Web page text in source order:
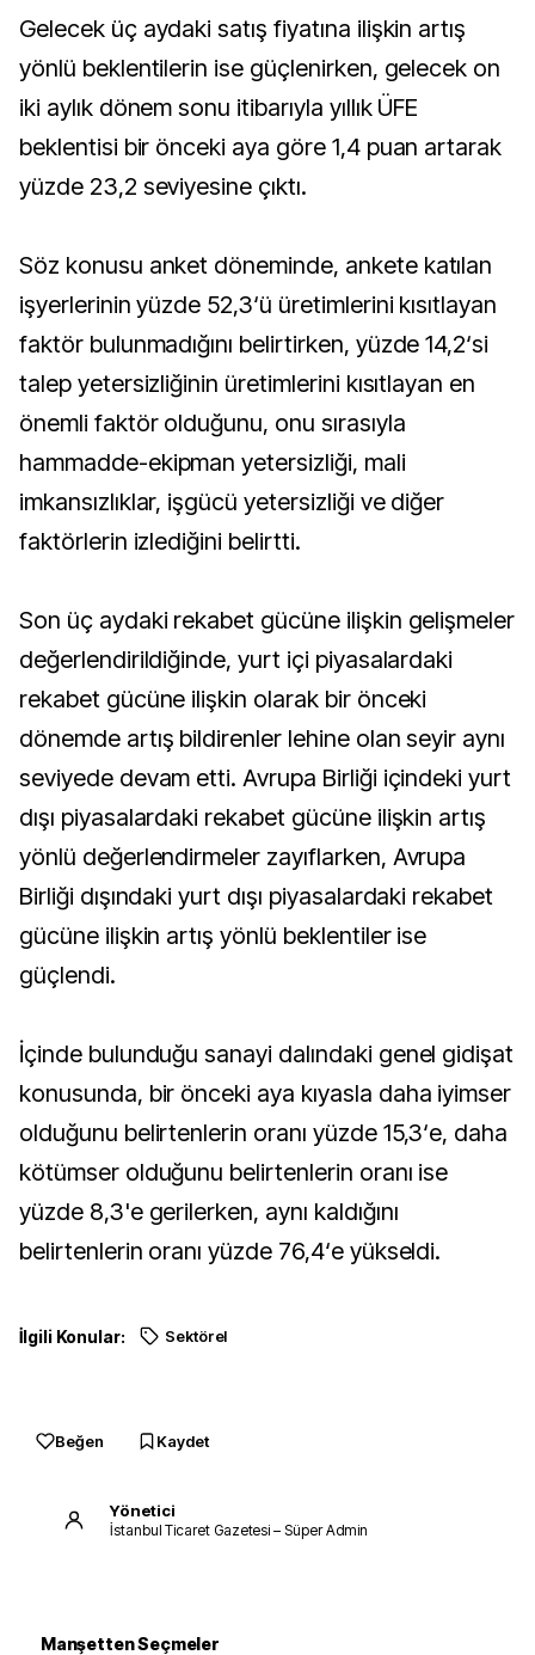
Gelecek üç aydaki satış fiyatına ilişkin artış
yönlü beklentilerin ise güçlenirken, gelecek on
iki aylık dönem sonu itibarıyla yıllık ÜFE
beklentisi bir önceki aya göre 1,4 puan artarak
yüzde 23,2 seviyesine çıktı.
Söz konusu anket döneminde, ankete katılan
işyerlerinin yüzde 52,3‘ü üretimlerini kısıtlayan
faktör bulunmadığını belirtirken, yüzde 14,2‘si
talep yetersizliğinin üretimlerini kısıtlayan en
önemli faktör olduğunu, onu sırasıyla
hammadde-ekipman yetersizliği, mali
imkansızlıklar, işgücü yetersizliği ve diğer
faktörlerin izlediğini belirtti.
Son üç aydaki rekabet gücüne ilişkin gelişmeler
değerlendirildiğinde, yurt içi piyasalardaki
rekabet gücüne ilişkin olarak bir önceki
dönemde artış bildirenler lehine olan seyir aynı
seviyede devam etti. Avrupa Birliği içindeki yurt
dışı piyasalardaki rekabet gücüne ilişkin artış
yönlü değerlendirmeler zayıflarken, Avrupa
Birliği dışındaki yurt dışı piyasalardaki rekabet
gücüne ilişkin artış yönlü beklentiler ise
güçlendi.
İçinde bulunduğu sanayi dalındaki genel gidişat
konusunda, bir önceki aya kıyasla daha iyimser
olduğunu belirtenlerin oranı yüzde 15,3‘e, daha
kötümser olduğunu belirtenlerin oranı ise
yüzde 8,3'e gerilerken, aynı kaldığını
belirtenlerin oranı yüzde 76,4‘e yükseldi.
İlgili Konular: Sektörel
Beğen Kaydet
Yönetici
İstanbul Ticaret Gazetesi – Süper Admin
Manşetten Seçmeler